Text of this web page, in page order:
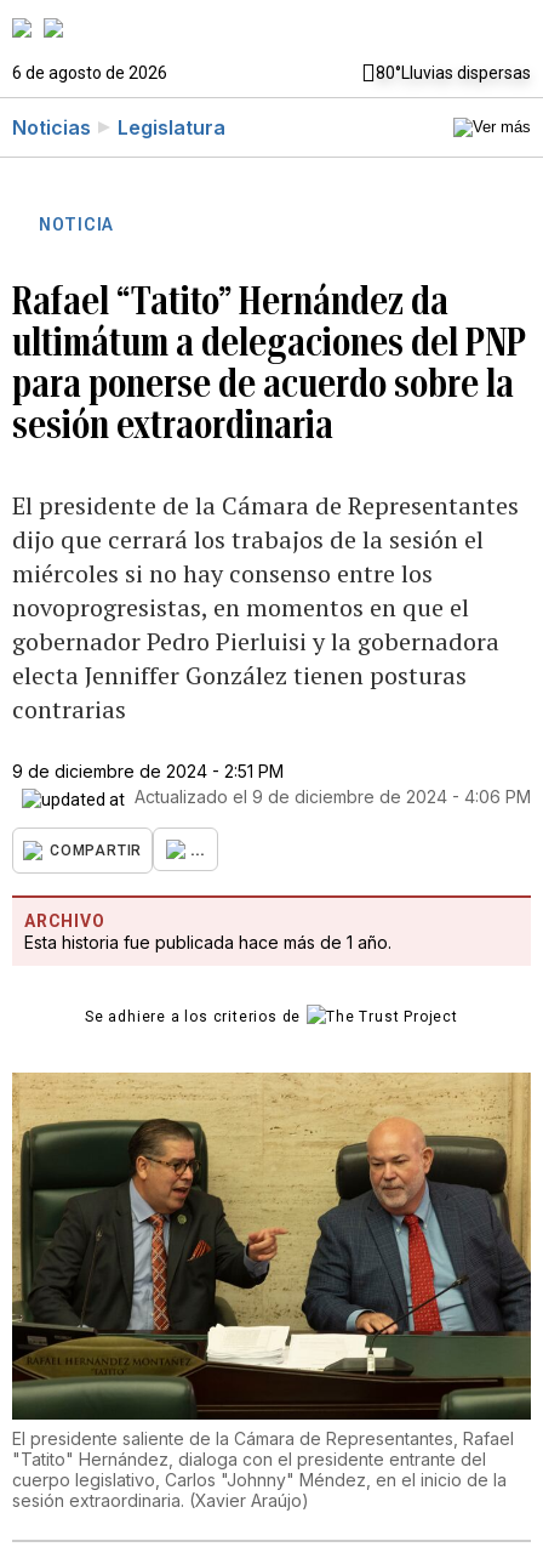
6 de agosto de 2026 80°Lluvias dispersas
Noticias Legislatura
NOTICIA
Rafael “Tatito” Hernández da
ultimátum a delegaciones del PNP
para ponerse de acuerdo sobre la
sesión extraordinaria
El presidente de la Cámara de Representantes
dijo que cerrará los trabajos de la sesión el
miércoles si no hay consenso entre los
novoprogresistas, en momentos en que el
gobernador Pedro Pierluisi y la gobernadora
electa Jenniffer González tienen posturas
contrarias
9 de diciembre de 2024 - 2:51 PM
Actualizado el 9 de diciembre de 2024 - 4:06 PM
COMPARTIR ...
ARCHIVO
Esta historia fue publicada hace más de 1 año.
Se adhiere a los criterios de
El presidente saliente de la Cámara de Representantes, Rafael
"Tatito" Hernández, dialoga con el presidente entrante del
cuerpo legislativo, Carlos "Johnny" Méndez, en el inicio de la
sesión extraordinaria. (Xavier Araújo)